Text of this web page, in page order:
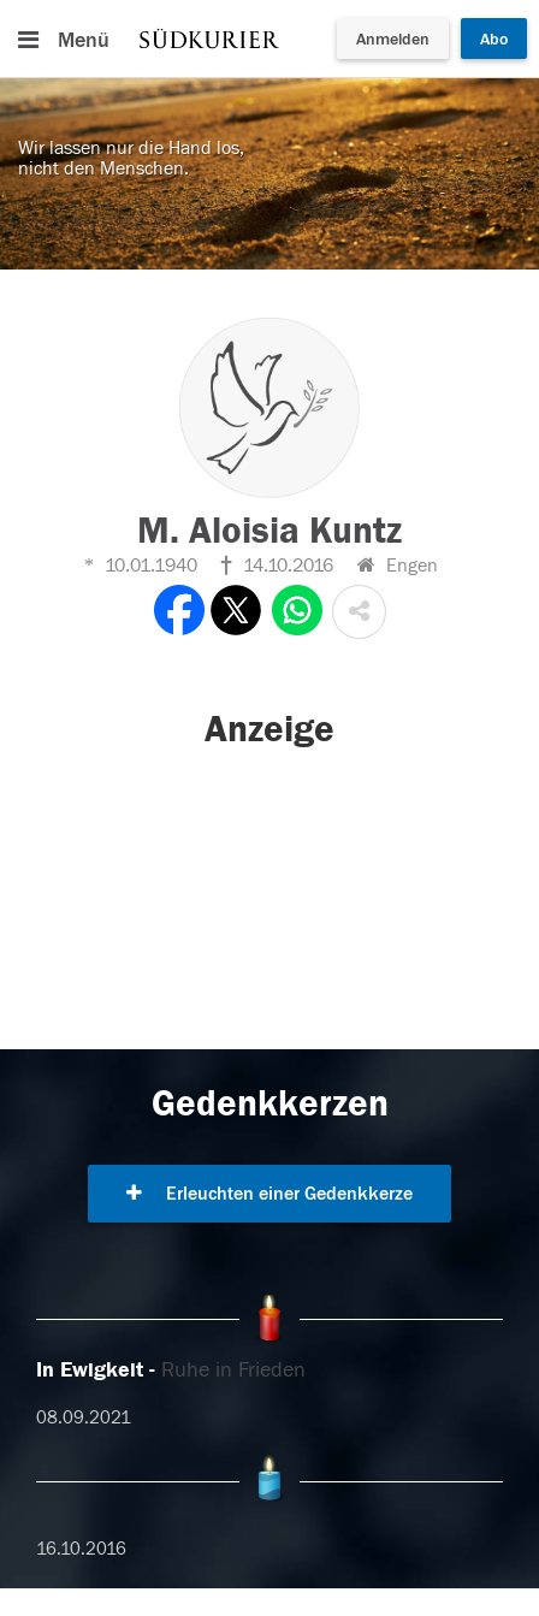
Menü Anmelden Abo
Wir lassen nur die Hand los,
nicht den Menschen.
M. Aloisia Kuntz
10.01.1940 14.10.2016 Engen
Anzeige
Gedenkkerzen
Erleuchten einer Gedenkkerze
In Ewigkeit Ruhe in Frieden
08.09.2021
16.10.2016